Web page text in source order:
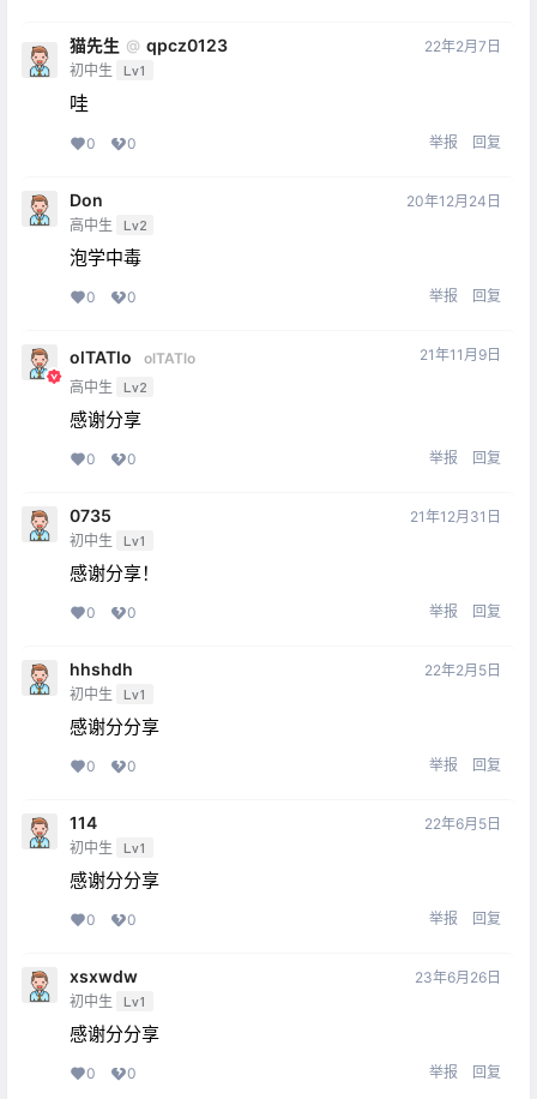
猫先生 @ qpcz0123
初中生 Lv1
22年2月7日
哇
0 0 举报 回复
Don
高中生 Lv2
20年12月24日
泡学中毒
0 0 举报 回复
olTATlo
olTATlo
高中生
Lv2
21年11月9日
感谢分享
0 0 举报 回复
0735
初中生 Lv1
21年12月31日
感谢分享！
0 0 举报 回复
hhshdh
初中生 Lv1
22年2月5日
感谢分分享
0 0 举报 回复
114
初中生 Lv1
22年6月5日
感谢分分享
0 0 举报 回复
xsxwdw
初中生 Lv1
23年6月26日
感谢分分享
0 0 举报 回复